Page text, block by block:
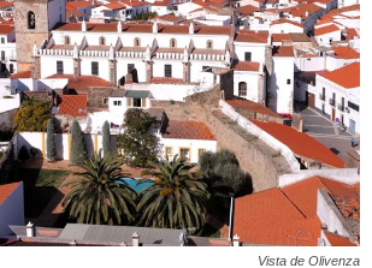
Vista de Olivenza